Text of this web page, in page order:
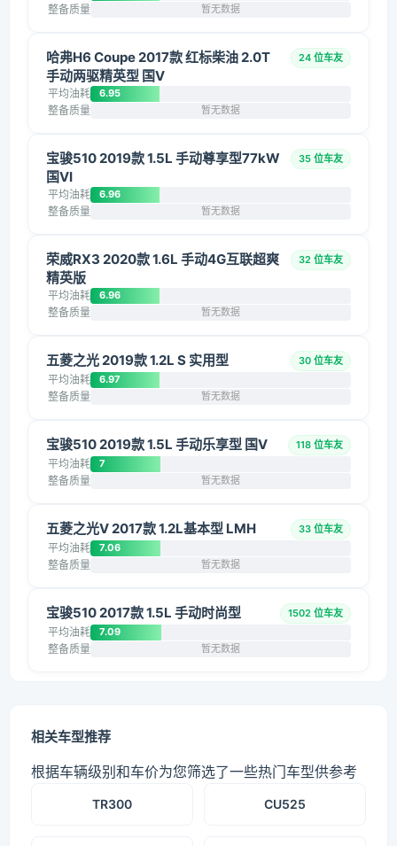
整备质量 暂无数据
哈弗H6 Coupe 2017款 红标柴油 2.0T
手动两驱精英型 国V
24 位车友
平均油耗 6.95
整备质量 暂无数据
宝骏510 2019款 1.5L 手动尊享型77kW
国VI
35 位车友
平均油耗 6.96
整备质量 暂无数据
荣威RX3 2020款 1.6L 手动4G互联超爽
精英版
32 位车友
平均油耗 6.96
整备质量 暂无数据
五菱之光 2019款 1.2L S 实用型 30 位车友
平均油耗 6.97
整备质量 暂无数据
宝骏510 2019款 1.5L 手动乐享型 国V 118 位车友
平均油耗 7
整备质量 暂无数据
五菱之光V 2017款 1.2L基本型 LMH 33 位车友
平均油耗 7.06
整备质量 暂无数据
宝骏510 2017款 1.5L 手动时尚型 1502 位车友
平均油耗 7.09
整备质量 暂无数据
相关车型推荐
根据车辆级别和车价为您筛选了一些热门车型供参考
TR300 CU525